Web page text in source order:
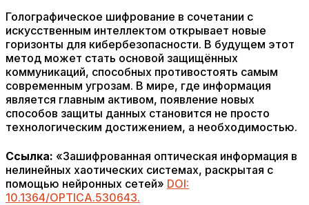
Голографическое шифрование в сочетании с
искусственным интеллектом открывает новые
горизонты для кибербезопасности. В будущем этот
метод может стать основой защищённых
коммуникаций, способных противостоять самым
современным угрозам. В мире, где информация
является главным активом, появление новых
способов защиты данных становится не просто
технологическим достижением, а необходимостью.
Ссылка: «Зашифрованная оптическая информация в
нелинейных хаотических системах, раскрытая с
помощью нейронных сетей» DOI:
10.1364/OPTICA.530643.